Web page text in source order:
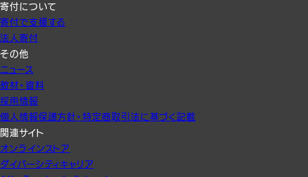
寄付について
寄付で支援する
法人寄付
その他
ニュース
教材・資料
採用情報
個人情報保護方針・特定商取引法に基づく記載
関連サイト
オンラインストア
ダイバーシティキャリア